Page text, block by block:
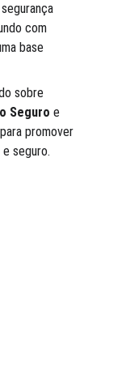
com
base
sobre
Seguro e
promover
seguro.